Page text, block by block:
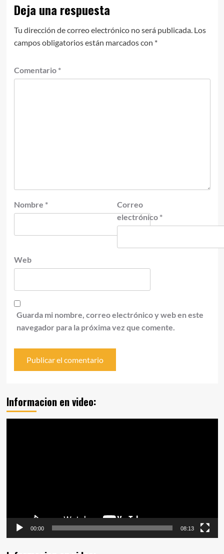
Deja una respuesta
Tu dirección de correo electrónico no será publicada. Los
campos obligatorios están marcados con *
Comentario *
Nombre *
Correo
electrónico *
Web
Guarda mi nombre, correo electrónico y web en este
navegador para la próxima vez que comente.
Informacion en video:
00:00 08:13